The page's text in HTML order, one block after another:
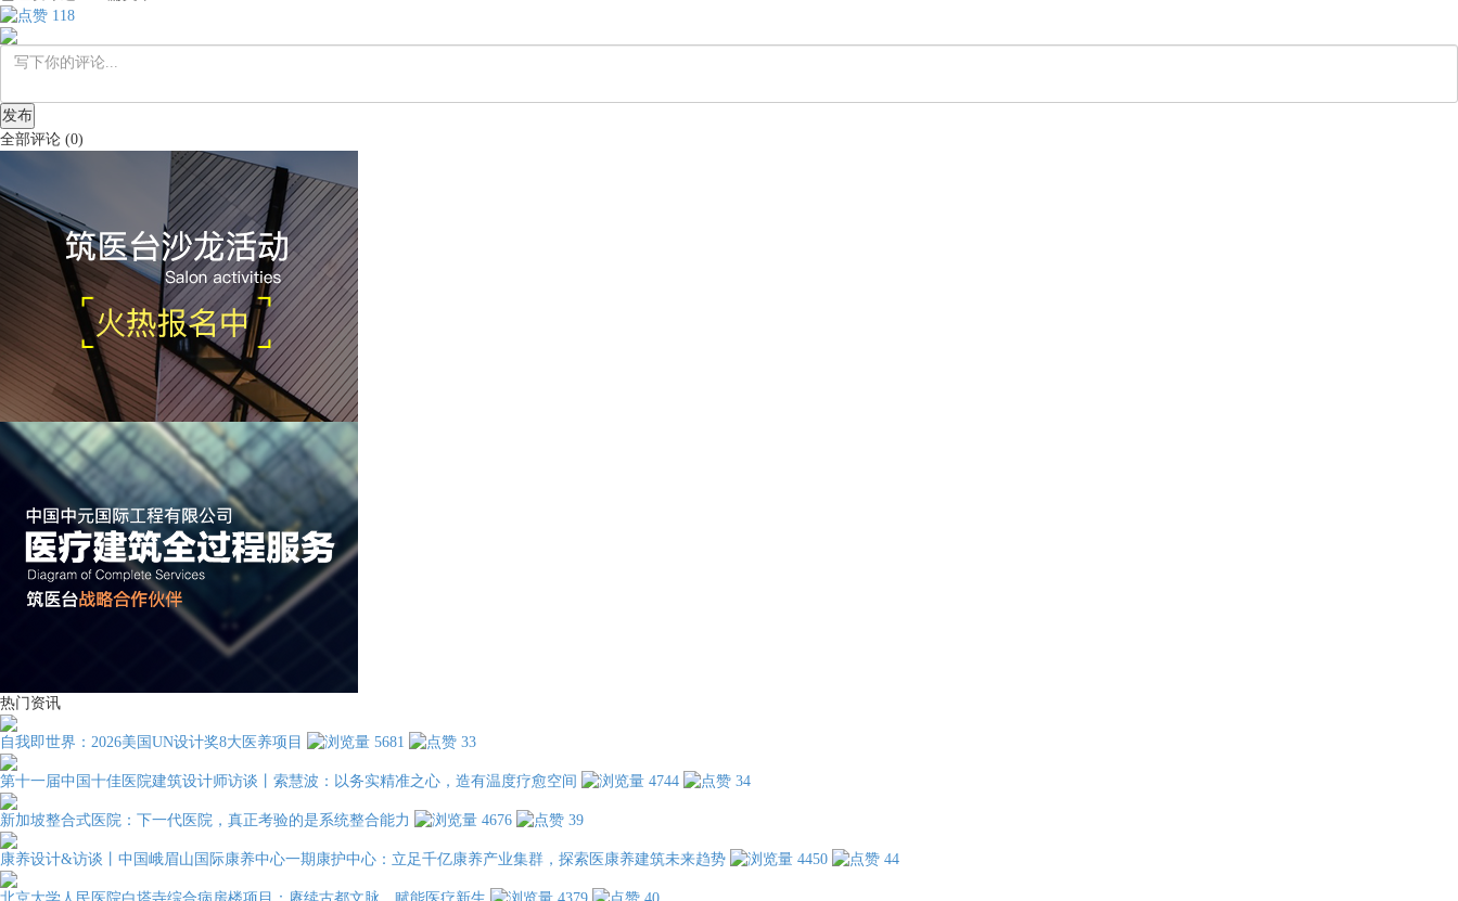
118
发布
全部评论 (0)
热门资讯
自我即世界：2026美国UN设计奖8大医养项目 5681 33
第十一届中国十佳医院建筑设计师访谈丨索慧波：以务实精准之心，造有温度疗愈空间 4744 34
新加坡整合式医院：下一代医院，真正考验的是系统整合能力 4676 39
康养设计&访谈丨中国峨眉山国际康养中心一期康护中心：立足千亿康养产业集群，探索医康养建筑未来趋势 4450 44